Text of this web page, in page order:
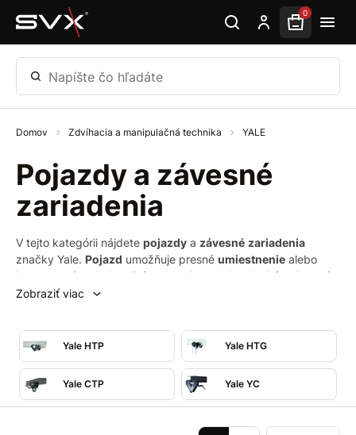
Preskočiť na hlavný obsah 0
Napíšte čo hľadáte
Domov Zdvíhacia a manipulačná technika YALE
Pojazdy a závesné
zariadenia
V tejto kategórii nájdete pojazdy a závesné zariadenia
značky Yale. Pojazd umožňuje presné umiestnenie alebo
jednoduchý
pohyb veľkých bremien. Jednoduché
uchytenie
na nosníky slúži na zavesenie a transport bremien. Zdvíhacie
Zobraziť viac
Yale HTP Yale HTG
Yale CTP Yale YC